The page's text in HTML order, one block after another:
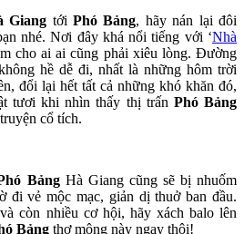
Giang tới Phó Bảng, hãy nán lại đôi
nhé. Nơi đây khá nổi tiếng với ‘Nhà
cho ai ai cũng phải xiêu lòng. Đường
hề dễ đi, nhất là những hôm trời
đổi lại hết tất cả những khó khăn đó,
tươi khi nhìn thấy thị trấn Phó Bảng
cổ tích.
BảngHà Giang cũng sẽ bị nhuốm
đi vẻ mộc mạc, giản dị thuở ban đầu.
còn nhiều cơ hội, hãy xách balo lên
Bảng thơ mộng này ngay thôi!